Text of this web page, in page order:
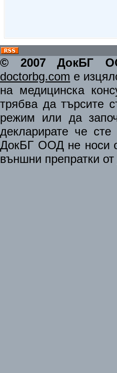
© 2007 ДокБГ
doctorbg.com е
на медицинска
трябва да търсите
режим или да
декларирате че сте
ДокБГ ООД не носи
външни препратки от